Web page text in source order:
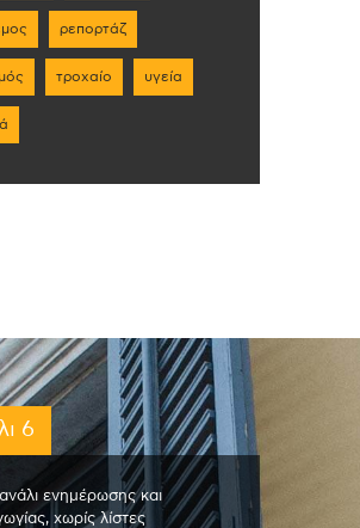
ρεπορτάζ
τροχαίο υγεία
6
ενημέρωσης και
χωρίς λίστες